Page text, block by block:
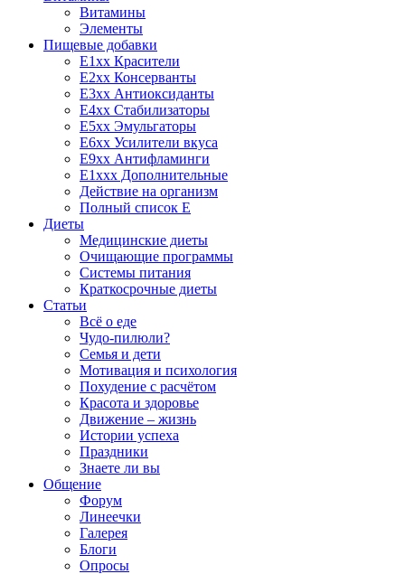
Витамины
Элементы
Пищевые добавки
E1xx Красители
E2xx Консерванты
E3xx Антиоксиданты
E4xx Стабилизаторы
E5xx Эмульгаторы
E6xx Усилители вкуса
E9xx Антифламинги
E1xxx Дополнительные
Действие на организм
Полный список E
Диеты
Медицинские диеты
Очищающие программы
Системы питания
Краткосрочные диеты
Статьи
Всё о еде
Чудо-пилюли?
Семья и дети
Мотивация и психология
Похудение с расчётом
Красота и здоровье
Движение – жизнь
Истории успеха
Праздники
Знаете ли вы
Общение
Форум
Линеечки
Галерея
Блоги
Опросы